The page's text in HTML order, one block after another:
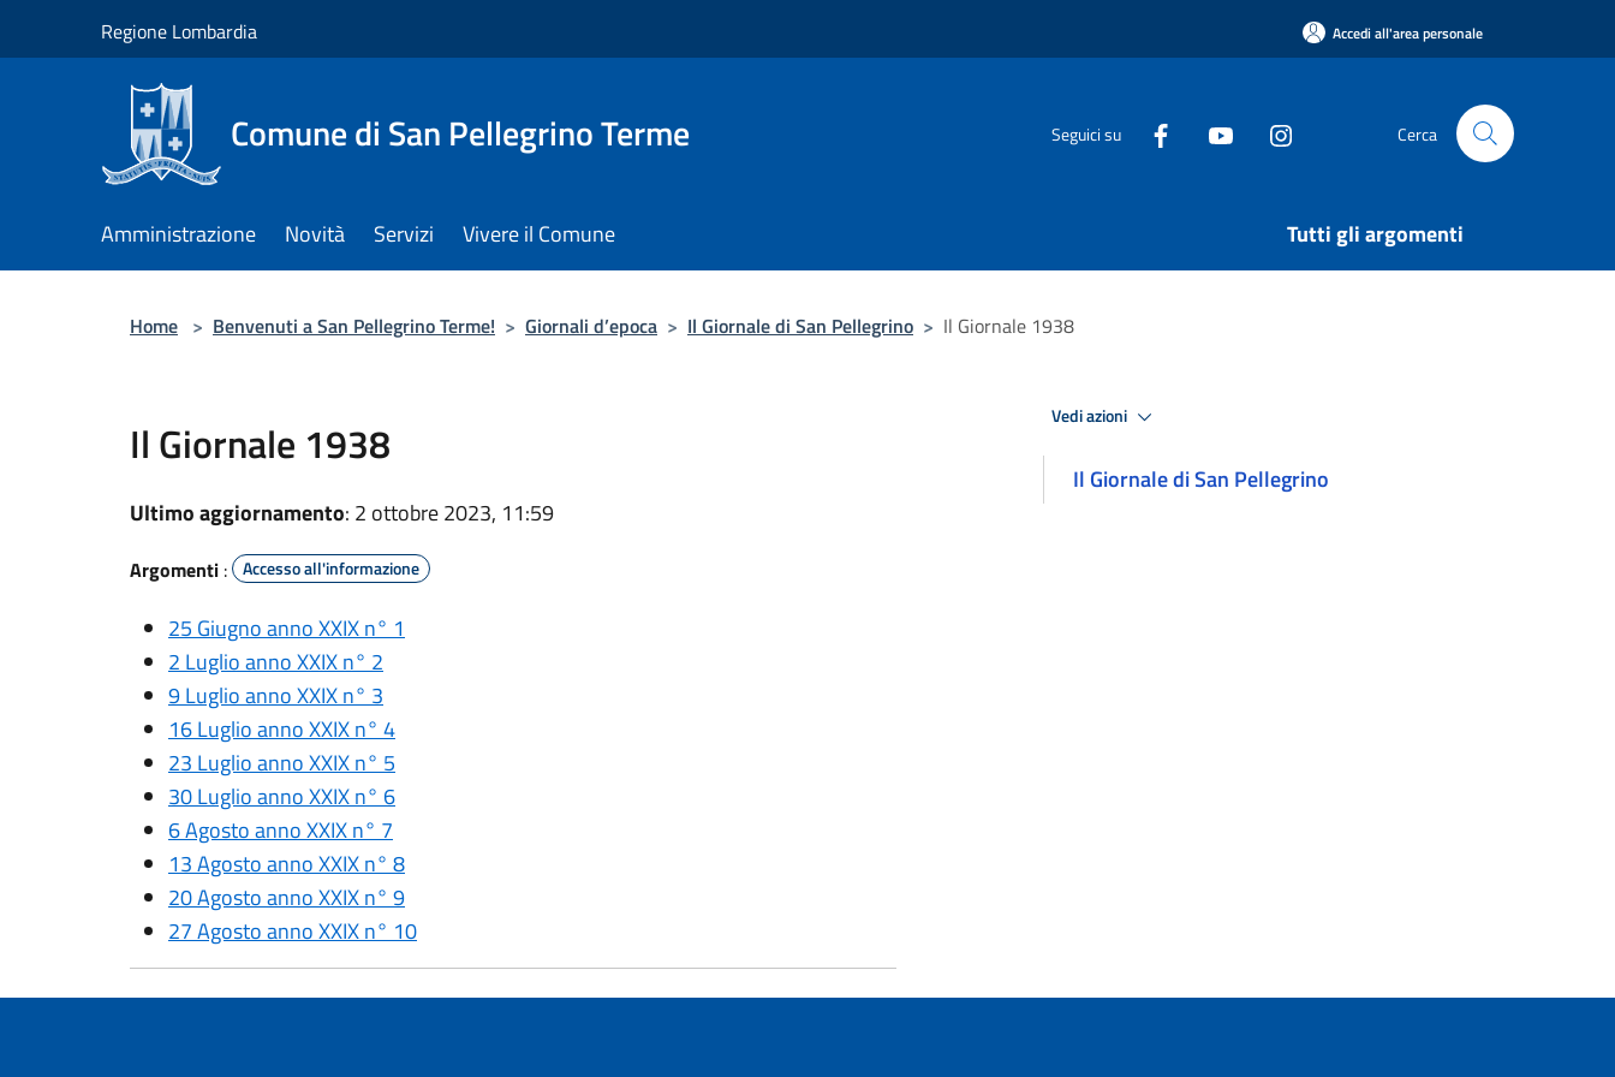
Regione Lombardia Accedi all'area personale
Comune di San Pellegrino Terme Seguici su Cerca
Amministrazione Novità Servizi Vivere il Comune Tutti gli argomenti
Home > Benvenuti a San Pellegrino Terme! > Giornali d’epoca > Il Giornale di San Pellegrino > Il Giornale 1938
Il Giornale 1938
Ultimo aggiornamento: 2 ottobre 2023, 11:59
Argomenti : Accesso all'informazione
25 Giugno anno XXIX n° 1
2 Luglio anno XXIX n° 2
9 Luglio anno XXIX n° 3
16 Luglio anno XXIX n° 4
23 Luglio anno XXIX n° 5
30 Luglio anno XXIX n° 6
6 Agosto anno XXIX n° 7
13 Agosto anno XXIX n° 8
20 Agosto anno XXIX n° 9
27 Agosto anno XXIX n° 10
Vedi azioni
Il Giornale di San Pellegrino